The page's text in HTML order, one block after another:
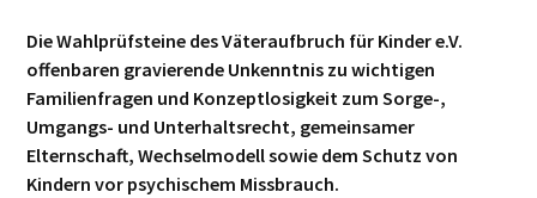
Die Wahlprüfsteine des Väteraufbruch für Kinder e.V.
offenbaren gravierende Unkenntnis zu wichtigen
Familienfragen und Konzeptlosigkeit zum Sorge-,
Umgangs- und Unterhaltsrecht, gemeinsamer
Elternschaft, Wechselmodell sowie dem Schutz von
Kindern vor psychischem Missbrauch.